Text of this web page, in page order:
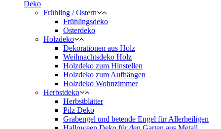
Deko
Frühling / Ostern
Frühlingsdeko
Osterdeko
Holzdeko
Dekorationen aus Holz
Weihnachtsdeko Holz
Holzdeko zum Hinstellen
Holzdeko zum Aufhängen
Holzdeko Wohnzimmer
Herbstdeko
Herbstblätter
Pilz Deko
Grabengel und betende Engel für Allerheiligen